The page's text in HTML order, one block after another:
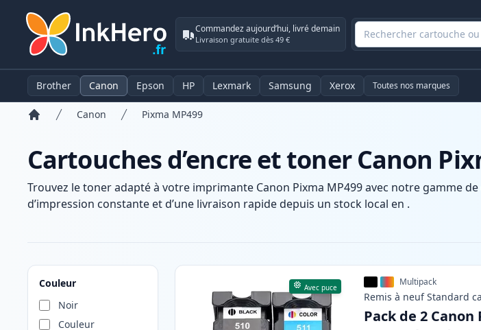
Commandez aujourd’hui, livré demain
Livraison gratuite dès 49 €
Brother Canon Epson HP Lexmark Samsung Xerox Toutes nos marques
Canon Pixma MP499
Cartouches d’encre et toner Canon
Trouvez le toner adapté à votre imprimante Canon Pixma MP499 avec notre gamme
d’impression constante et d’une livraison rapide depuis un stock local en .
Couleur
Noir
Couleur
Produits
Avec puce Multipack
Remis à neuf Standard
Pack de 2 Canon